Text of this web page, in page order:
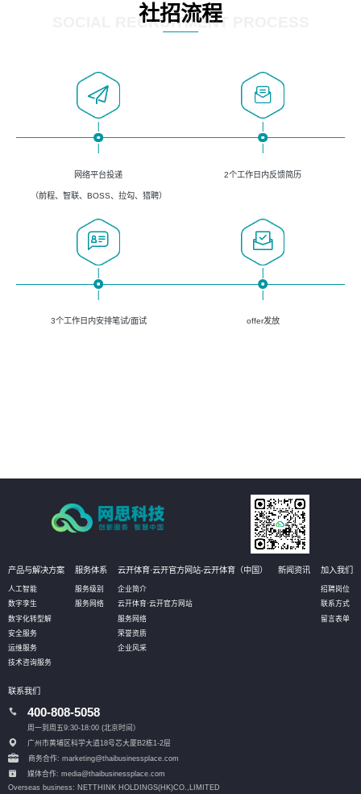
4、掌握DevOps思想、方法和流程。Jenkins工具使用；
5、掌握常见中间件配置与优化，如mysql、nginx等；
社招流程
SOCIAL RECRUITMENT PROCESS
网络平台投递
（前程、智联、BOSS、拉勾、猎聘）
2个工作日内反馈简历
3个工作日内安排笔试/面试 offer发放
产品与解决方案
人工智能
数字孪生
数字化转型解
安全服务
运维服务
技术咨询服务
服务体系
服务级别
服务网络
云开体育·云开官方网站-云开体育（中国）
企业简介
云开体育·云开官方网站
服务网络
荣誉资质
企业风采
新闻资讯 加入我们
招聘岗位
联系方式
留言表单
联系我们
400-808-5058
周一到周五9:30-18:00 (北京时间）
广州市黄埔区科学大道18号芯大厦B2栋1-2层
商务合作: marketing@thaibusinessplace.com
媒体合作: media@thaibusinessplace.com
Overseas business: NETTHINK HOLDINGS(HK)CO.,LIMITED